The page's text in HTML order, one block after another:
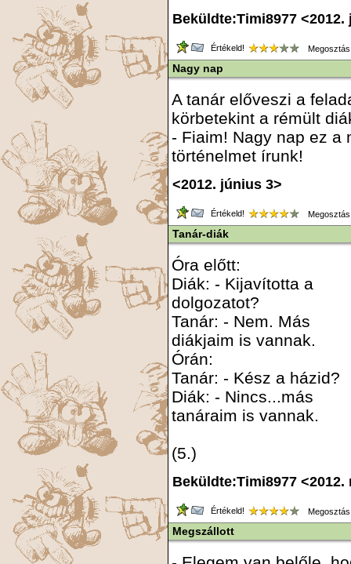
Beküldte:Timi8977 <2012.
Értékeld!
Nagy nap
A tanár előveszi a
körbetekint a rémült
- Fiaim! Nagy nap ez a
történelmet írunk!
<2012. június 3>
Értékeld!
Tanár-diák
Óra előtt:
Diák: - Kijavította a
dolgozatot?
Tanár: - Nem. Más
diákjaim is vannak.
Órán:
Tanár: - Kész a házid?
Diák: - Nincs...más
tanáraim is vannak.
(5.)
Beküldte:Timi8977 <2012.
Értékeld!
Megszállott